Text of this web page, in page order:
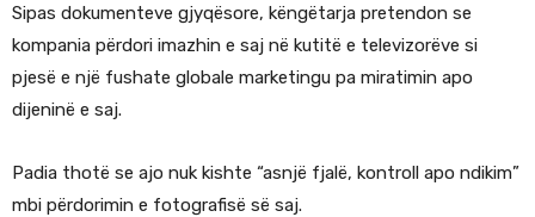
Sipas dokumenteve gjyqësore, këngëtarja pretendon se
kompania përdori imazhin e saj në kutitë e televizorëve si
pjesë e një fushate globale marketingu pa miratimin apo
dijeninë e saj.
Padia thotë se ajo nuk kishte “asnjë fjalë, kontroll apo ndikim”
mbi përdorimin e fotografisë së saj.